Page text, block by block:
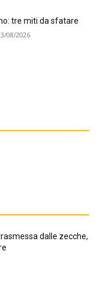
tre miti da sfatare
08/2026
dalle zecche,